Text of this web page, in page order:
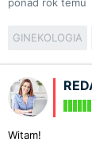
GINEKOLOGIA
Witam!